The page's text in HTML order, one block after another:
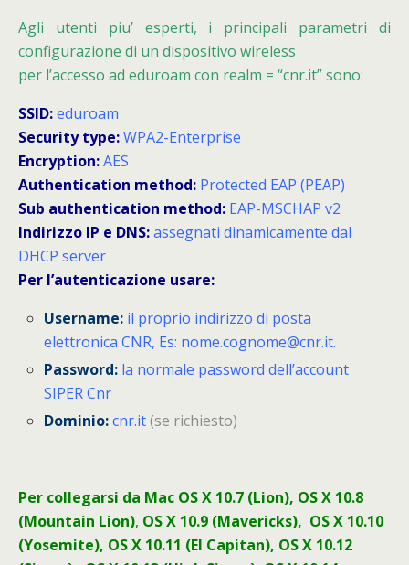
Agli utenti piu’ esperti, i principali parametri di
configurazione di un dispositivo wireless
per l’accesso ad eduroam con realm = “cnr.it” sono:
SSID:eduroam
Security type:WPA2-Enterprise
Encryption:AES
Authentication method: Protected EAP (PEAP)
Sub authentication method: EAP-MSCHAP v2
Indirizzo IP e DNS:assegnati dinamicamente dal
DHCP server
Per l’autenticazione usare:
Username: il proprio indirizzo di posta
elettronica CNR, Es: nome.cognome@cnr.it.
Password: la normale password dell’account
SIPER Cnr
Dominio:cnr.it(se richiesto)
Per collegarsi da Mac OS X 10.7 (Lion), OS X 10.8
(Mountain Lion), OS X 10.9 (Mavericks), OS X 10.10
(Yosemite), OS X 10.11 (El Capitan), OS X 10.12